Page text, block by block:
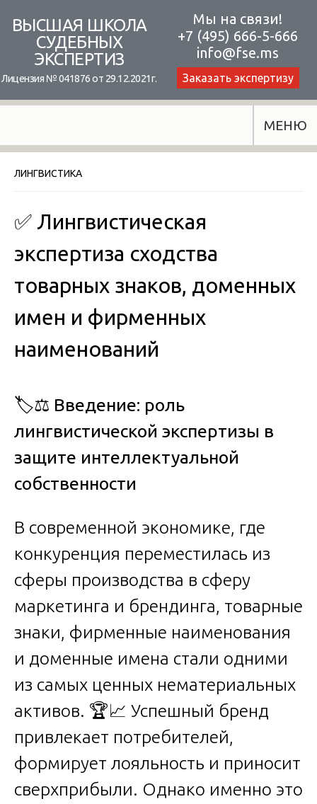
content
ВЫСШАЯ ШКОЛА
СУДЕБНЫХ
ЭКСПЕРТИЗ
Лицензия № 041876 от 29.12.2021г.
Мы на связи!
+7 (495) 666-5-666
info@fse.ms
Заказать экспертизу
МЕНЮ
ЛИНГВИСТИКА
✅ Лингвистическая
экспертиза сходства
товарных знаков, доменных
имен и фирменных
наименований
🏷️⚖️ Введение: роль
лингвистической экспертизы в
защите интеллектуальной
собственности
В современной экономике, где
конкуренция переместилась из
сферы производства в сферу
маркетинга и брендинга, товарные
знаки, фирменные наименования
и доменные имена стали одними
из самых ценных нематериальных
активов. 🏆📈 Успешный бренд
привлекает потребителей,
формирует лояльность и приносит
сверхприбыли. Однако именно это